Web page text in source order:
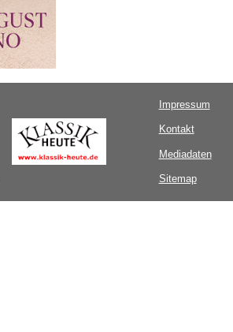
Impressum
Kontakt
Mediadaten
Sitemap